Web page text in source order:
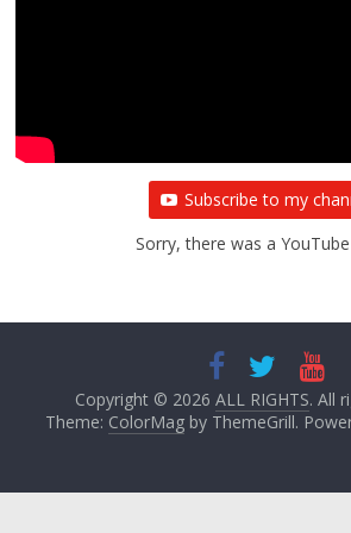
Subscribe to my
Sorry, there was a
Copyright © 2026 ALL RIGHTS. All
Theme: ColorMagby ThemeGrill.